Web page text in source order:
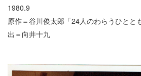
1980.9
原作＝谷川俊太郎「24人のわらうひとと
出＝向井十九